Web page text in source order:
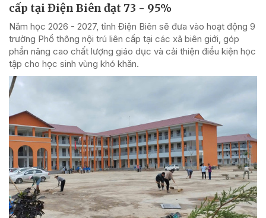
cấp tại Điện Biên đạt 73 - 95%
Năm học 2026 - 2027, tỉnh Điện Biên sẽ đưa vào hoạt động 9
trường Phổ thông nội trú liên cấp tại các xã biên giới, góp
phần nâng cao chất lượng giáo dục và cải thiện điều kiện học
tập cho học sinh vùng khó khăn.